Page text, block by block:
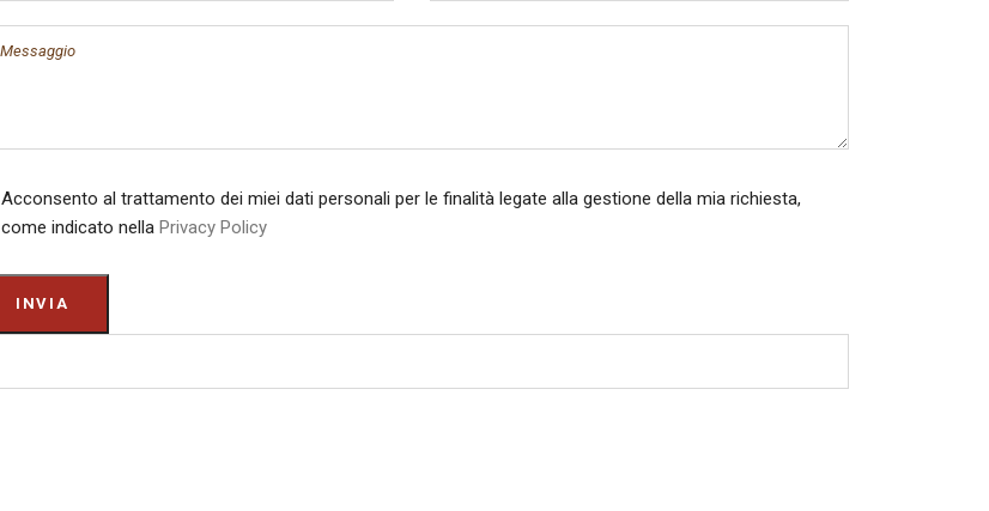
Acconsento al trattamento dei miei dati personali per le finalità legate alla gestione della mia richiesta,
come indicato nella Privacy Policy